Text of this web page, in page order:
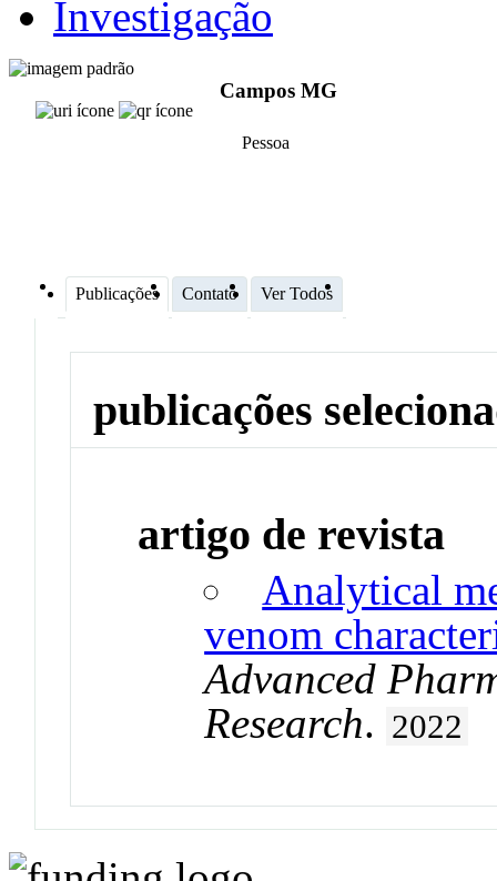
Investigação
Campos MG
Pessoa
Publicações Contato Ver Todos
publicações
artigo de revista
Analytical
venom
Advanced
Research. 2022